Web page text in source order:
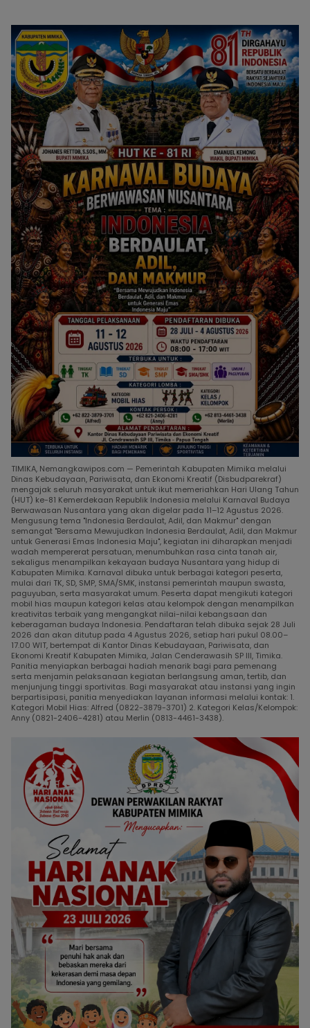
TIMIKA, Nemangkawipos.com — Pemerintah Kabupaten Mimika melalui
Dinas Kebudayaan, Pariwisata, dan Ekonomi Kreatif (Disbudparekraf)
mengajak seluruh masyarakat untuk ikut memeriahkan Hari Ulang Tahun
(HUT) ke-81 Kemerdekaan Republik Indonesia melalui Karnaval Budaya
Berwawasan Nusantara yang akan digelar pada 11–12 Agustus 2026.
Mengusung tema "Indonesia Berdaulat, Adil, dan Makmur" dengan
semangat "Bersama Mewujudkan Indonesia Berdaulat, Adil, dan Makmur
untuk Generasi Emas Indonesia Maju", kegiatan ini diharapkan menjadi
wadah mempererat persatuan, menumbuhkan rasa cinta tanah air,
sekaligus menampilkan kekayaan budaya Nusantara yang hidup di
Kabupaten Mimika. Karnaval dibuka untuk berbagai kategori peserta,
mulai dari TK, SD, SMP, SMA/SMK, instansi pemerintah maupun swasta,
paguyuban, serta masyarakat umum. Peserta dapat mengikuti kategori
mobil hias maupun kategori kelas atau kelompok dengan menampilkan
kreativitas terbaik yang mengangkat nilai-nilai kebangsaan dan
keberagaman budaya Indonesia. Pendaftaran telah dibuka sejak 28 Juli
2026 dan akan ditutup pada 4 Agustus 2026, setiap hari pukul 08.00–
17.00 WIT, bertempat di Kantor Dinas Kebudayaan, Pariwisata, dan
Ekonomi Kreatif Kabupaten Mimika, Jalan Cenderawasih SP III, Timika.
Panitia menyiapkan berbagai hadiah menarik bagi para pemenang
serta menjamin pelaksanaan kegiatan berlangsung aman, tertib, dan
menjunjung tinggi sportivitas. Bagi masyarakat atau instansi yang ingin
berpartisipasi, panitia menyediakan layanan informasi melalui kontak: 1.
Kategori Mobil Hias: Alfred (0822-3879-3701) 2. Kategori Kelas/Kelompok:
Anny (0821-2406-4281) atau Merlin (0813-4461-3438).